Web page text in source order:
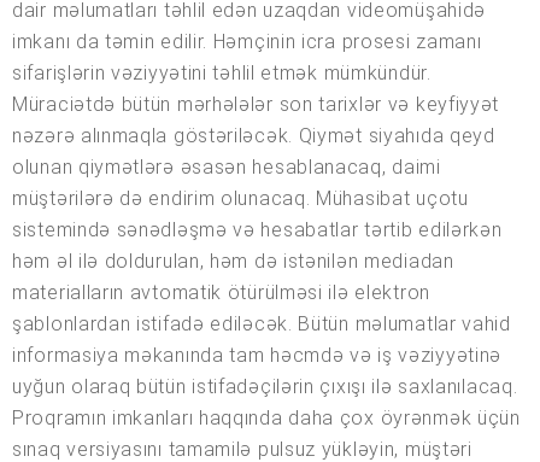
dair məlumatları təhlil edən uzaqdan videomüşahidə
imkanı da təmin edilir. Həmçinin icra prosesi zamanı
sifarişlərin vəziyyətini təhlil etmək mümkündür.
Müraciətdə bütün mərhələlər son tarixlər və keyfiyyət
nəzərə alınmaqla göstəriləcək. Qiymət siyahıda qeyd
olunan qiymətlərə əsasən hesablanacaq, daimi
müştərilərə də endirim olunacaq. Mühasibat uçotu
sistemində sənədləşmə və hesabatlar tərtib edilərkən
həm əl ilə doldurulan, həm də istənilən mediadan
materialların avtomatik ötürülməsi ilə elektron
şablonlardan istifadə ediləcək. Bütün məlumatlar vahid
informasiya məkanında tam həcmdə və iş vəziyyətinə
uyğun olaraq bütün istifadəçilərin çıxışı ilə saxlanılacaq.
Proqramın imkanları haqqında daha çox öyrənmək üçün
sınaq versiyasını tamamilə pulsuz yükləyin, müştəri